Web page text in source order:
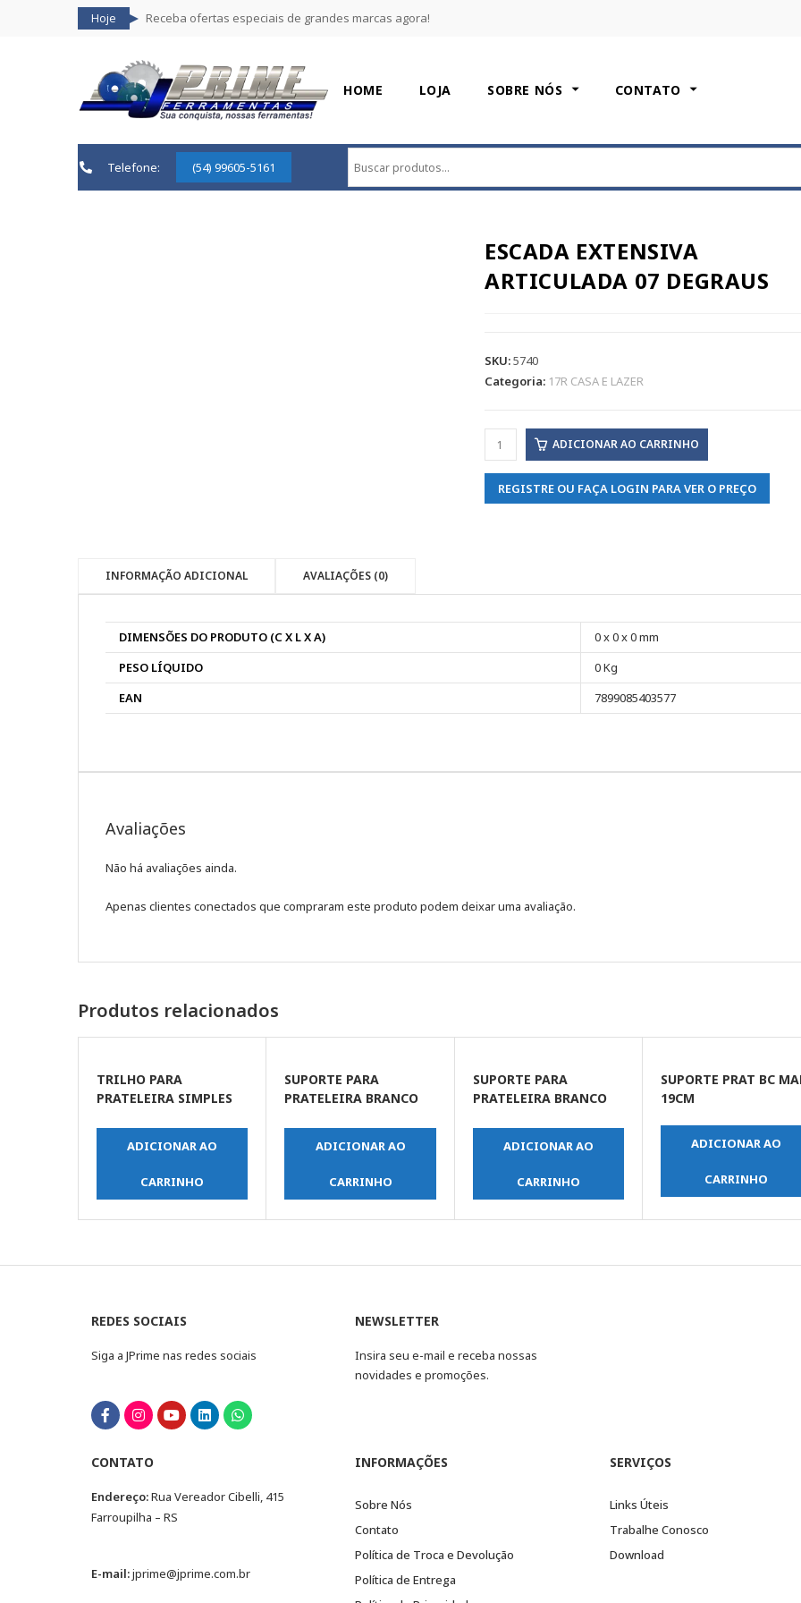
Hoje Receba ofertas especiais de grandes marcas agora!
HOME LOJA SOBRE NÓS CONTATO
Telefone: (54) 99605-5161
ESCADA EXTENSIVA
ARTICULADA 07 DEGRAUS
SKU:5740
Categoria: 17R CASA E LAZER
ADICIONAR AO CARRINHO
REGISTRE OU FAÇA LOGIN PARA VER O PREÇO
INFORMAÇÃO ADICIONAL AVALIAÇÕES (0)
DIMENSÕES DO PRODUTO (C X L X A)
0 x 0 x 0 mm
PESO LÍQUIDO
0 Kg
EAN
7899085403577
Avaliações
Não há avaliações ainda.
Apenas clientes conectados que compraram este produto podem deixar uma avaliação.
Produtos relacionados
TRILHO PARA
PRATELEIRA SIMPLES
ADICIONAR AO
CARRINHO
SUPORTE PARA
PRATELEIRA BRANCO
ADICIONAR AO
CARRINHO
SUPORTE PARA
PRATELEIRA BRANCO
ADICIONAR AO
CARRINHO
SUPORTE PRAT BC
19CM
ADICIONAR AO
CARRINHO
REDES SOCIAIS
Siga a JPrime nas redes sociais
NEWSLETTER
Insira seu e-mail e receba nossas
novidades e promoções.
CONTATO
Endereço:Rua Vereador Cibelli, 415
Farroupilha – RS
E-mail:jprime@jprime.com.br
INFORMAÇÕES
Sobre Nós
Contato
Política de Troca e Devolução
Política de Entrega
SERVIÇOS
Links Úteis
Trabalhe Conosco
Download